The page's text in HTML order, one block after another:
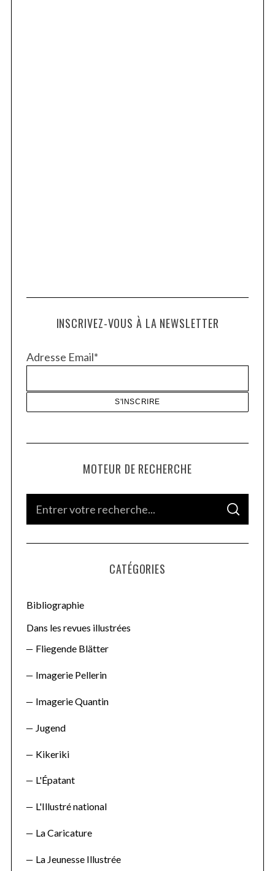
INSCRIVEZ-VOUS À LA NEWSLETTER
Adresse Email*
MOTEUR DE RECHERCHE
f
o
S
A
C
CATÉGORIES
Bibliographie
Dans les revues illustrées
Fliegende Blätter
Imagerie Pellerin
Imagerie Quantin
Jugend
Kikeriki
L'Épatant
L'Illustré national
La Caricature
La Jeunesse Illustrée